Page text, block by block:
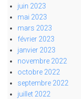
juin 2023
mai 2023
mars 2023
février 2023
janvier 2023
novembre 2022
octobre 2022
septembre 2022
juillet 2022